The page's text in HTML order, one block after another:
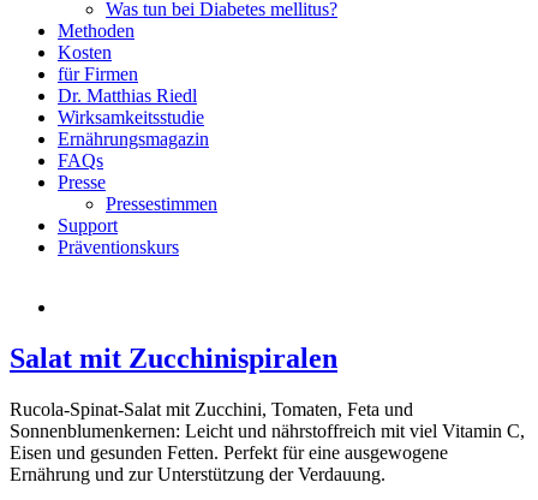
Was tun bei Diabetes mellitus?
Methoden
Kosten
für Firmen
Dr. Matthias Riedl
Wirksamkeitsstudie
Ernährungsmagazin
FAQs
Presse
Pressestimmen
Support
Präventionskurs
Salat mit Zucchinispiralen
Rucola-Spinat-Salat mit Zucchini, Tomaten, Feta und
Sonnenblumenkernen: Leicht und nährstoffreich mit viel Vitamin C,
Eisen und gesunden Fetten. Perfekt für eine ausgewogene
Ernährung und zur Unterstützung der Verdauung.